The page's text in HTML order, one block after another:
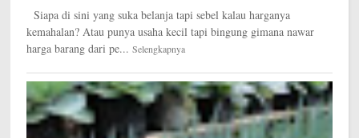
Siapa di sini yang suka belanja tapi sebel kalau harganya
kemahalan? Atau punya usaha kecil tapi bingung gimana nawar
harga barang dari pe... Selengkapnya